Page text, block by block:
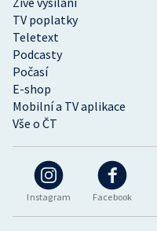
Instagram Facebook
TV poplatky
Teletext
Podcasty
Počasí
E-shop
Mobilní a TV aplikace
Vše o ČT